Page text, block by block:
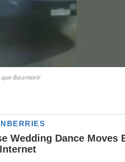
iba a morir